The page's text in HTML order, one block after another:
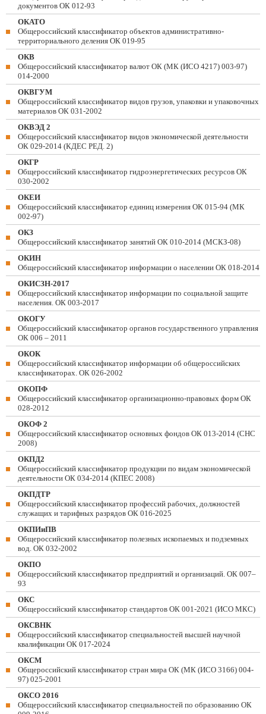
документов ОК 012-93
ОКАТО
Общероссийский классификатор объектов административно-
территориального деления ОК 019-95
ОКВ
Общероссийский классификатор валют ОК (МК (ИСО 4217) 003-97)
014-2000
ОКВГУМ
Общероссийский классификатор видов грузов, упаковки и упаковочных
материалов ОК 031-2002
ОКВЭД 2
Общероссийский классификатор видов экономической деятельности
ОК 029-2014 (КДЕС РЕД. 2)
ОКГР
Общероссийский классификатор гидроэнергетических ресурсов ОК
030-2002
ОКЕИ
Общероссийский классификатор единиц измерения ОК 015-94 (МК
002-97)
ОКЗ
Общероссийский классификатор занятий ОК 010-2014 (МСКЗ-08)
ОКИН
Общероссийский классификатор информации о населении ОК 018-2014
ОКИСЗН-2017
Общероссийский классификатор информации по социальной защите
населения. ОК 003-2017
ОКОГУ
Общероссийский классификатор органов государственного управления
ОК 006 – 2011
ОКОК
Общероссийский классификатор информации об общероссийских
классификаторах. ОК 026-2002
ОКОПФ
Общероссийский классификатор организационно-правовых форм ОК
028-2012
ОКОФ 2
Общероссийский классификатор основных фондов ОК 013-2014 (СНС
2008)
ОКПД2
Общероссийский классификатор продукции по видам экономической
деятельности ОК 034-2014 (КПЕС 2008)
ОКПДТР
Общероссийский классификатор профессий рабочих, должностей
служащих и тарифных разрядов ОК 016-2025
ОКПИиПВ
Общероссийский классификатор полезных ископаемых и подземных
вод. ОК 032-2002
ОКПО
Общероссийский классификатор предприятий и организаций. ОК 007–
93
ОКС
Общероссийский классификатор стандартов ОК 001-2021 (ИСО МКС)
ОКСВНК
Общероссийский классификатор специальностей высшей научной
квалификации ОК 017-2024
ОКСМ
Общероссийский классификатор стран мира ОК (МК (ИСО 3166) 004-
97) 025-2001
ОКСО 2016
Общероссийский классификатор специальностей по образованию ОК